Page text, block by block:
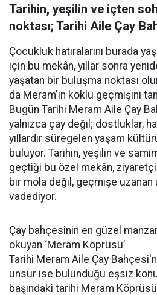
Tarihin, yeşilin ve içten
noktası; Tarihi Aile Çay
Çocukluk hatıralarını burada
için bu mekân, yıllar sonra
yaşatan bir buluşma noktası
da Meram'ın köklü geçmişini
Bugün Tarihi Meram Aile Çay
yalnızca çay değil; dostluklar,
yıllardır süregelen yaşam
buluyor. Tarihin, yeşilin ve
geçtiği bu özel mekân,
bir mola değil, geçmişe
vadediyor.
Çay bahçesinin en güzel
okuyan ‘Meram Köprüsü’
Tarihi Meram Aile Çay
unsur ise bulunduğu eşsiz
başındaki tarihi Meram